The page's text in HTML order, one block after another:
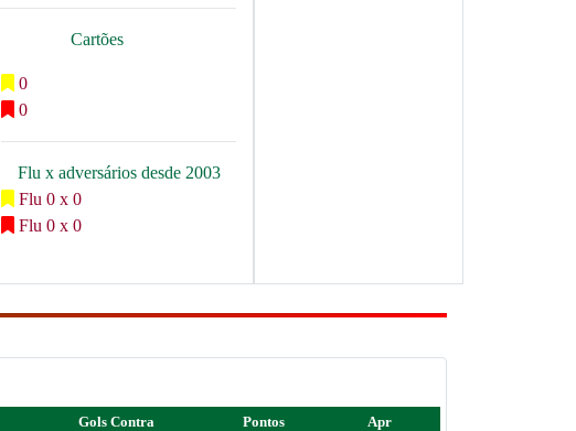
Cartões
0
0
Flu x adversários desde 2003
Flu 0 x 0
Flu 0 x 0
Gols Contra Pontos Apr